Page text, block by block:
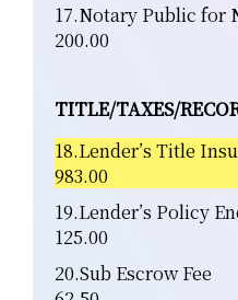
17.Notary Public for
200.00
TITLE/TAXES/
18.Lender’s Title
983.00
19.Lender’s Policy
125.00
20.Sub Escrow Fee